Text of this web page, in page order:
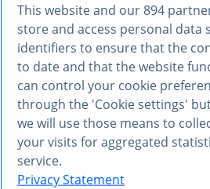
This website and our894
store and access personal data
identifiers to ensure that the
to date and that the website
can control your cookie
through the 'Cookie settings'
we will use those means to
your visits for aggregated
service.
Privacy Statement